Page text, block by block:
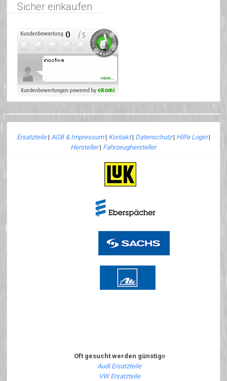
Sicher einkaufen
Ersatzteile| AGB & Impressum| Kontakt| Datenschutz| Hilfe Login|
Hersteller| Fahrzeughersteller
Oft gesucht werden günstige
Audi Ersatzteile
VW Ersatzteile